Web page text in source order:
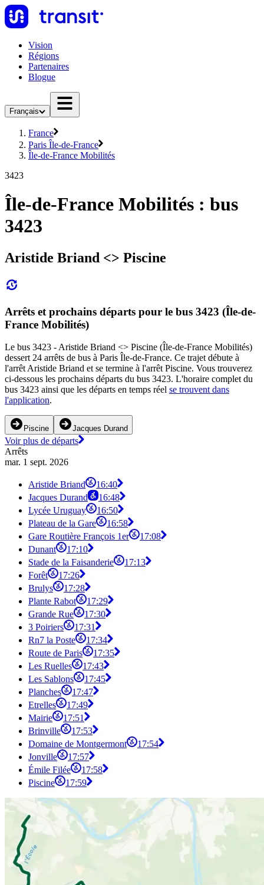
Vision
Régions
Partenaires
Blogue
Français
France
Paris Île-de-France
Île-de-France Mobilités
3423
Île-de-France Mobilités : bus
3423
Aristide Briand <> Piscine
Arrêts et prochains départs pour le bus 3423 (Île-de-
France Mobilités)
Le bus 3423 - Aristide Briand <> Piscine (Île-de-France Mobilités)
dessert 24 arrêts de bus à Paris Île-de-France. Ce trajet débute à
l'arrêt Aristide Briand et se termine à l'arrêt Piscine. Vous trouverez
ci-dessous les prochains départs du bus 3423. L'horaire complet du
bus 3423 ainsi que les départs en temps réel se trouvent dans
l'application.
Piscine Jacques Durand
Voir plus de départs
Arrêts
mar. 1 sept. 2026
Aristide Briand
16:40
Jacques Durand
16:48
Lycée Uruguay
16:50
Plateau de la Gare
16:58
Gare Routière François 1er
17:08
Dunant
17:10
Stade de la Faisanderie
17:13
Forêt
17:26
Brulys
17:28
Plante Rabot
17:29
Grande Rue
17:30
3 Poiriers
17:31
Rn7 la Poste
17:34
Route de Paris
17:35
Les Ruelles
17:43
Les Sablons
17:45
Planches
17:47
Etrelles
17:49
Mairie
17:51
Brinville
17:53
Domaine de Montgermont
17:54
Jonville
17:57
Émile Filée
17:58
Piscine
17:59